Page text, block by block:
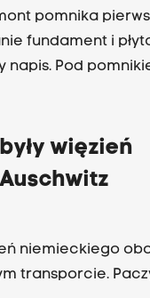
pomnika
fundament i
Pod
maja.więzień
niemieckiego
transporcie.